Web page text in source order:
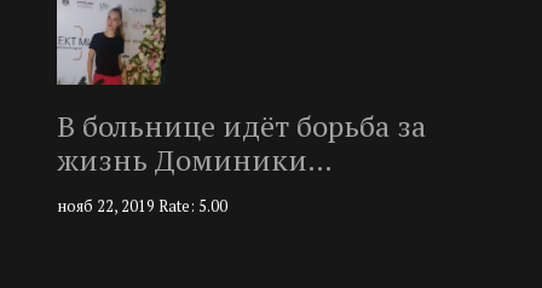
В больнице идёт борьба за
жизнь Доминики…
нояб 22, 2019 Rate: 5.00